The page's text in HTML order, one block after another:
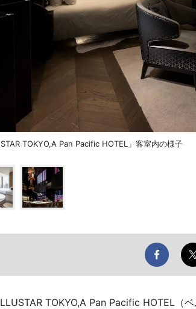
TOKYO,A Pan Pacific HOTEL」客室内の様子
TOKYO,A Pan Pacific HOTEL（